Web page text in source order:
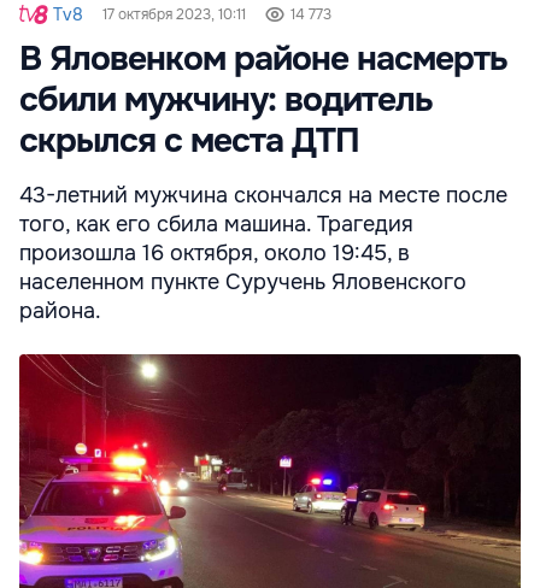
Tv8 17 октября 2023, 10:11 14 773
В Яловенком районе насмерть
сбили мужчину: водитель
скрылся с места ДТП
43-летний мужчина скончался на месте после
того, как его сбила машина. Трагедия
произошла 16 октября, около 19:45, в
населенном пункте Суручень Яловенского
района.